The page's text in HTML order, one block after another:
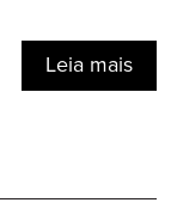
Leia mais